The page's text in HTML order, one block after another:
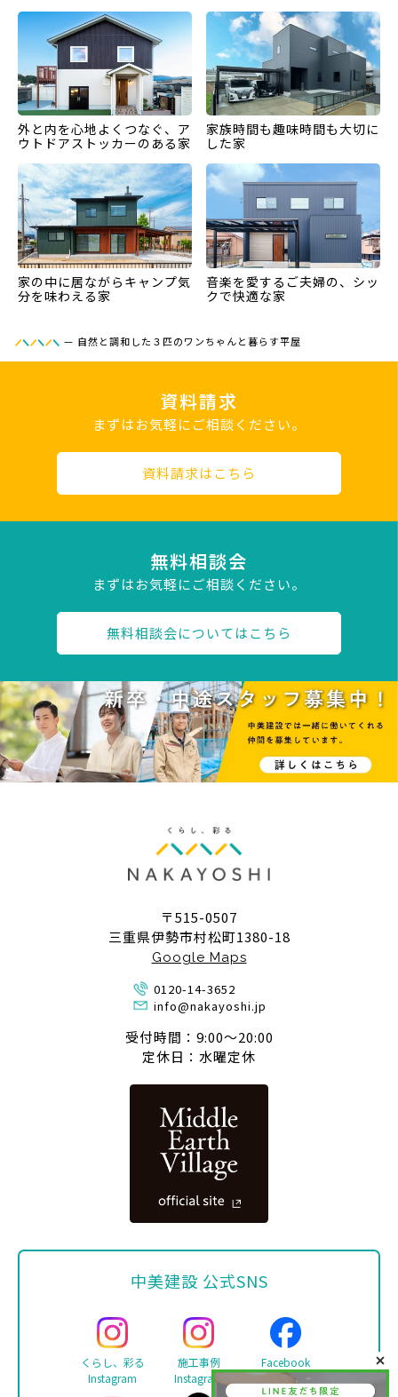
外と内を心地よくつなぐ、ア
ウトドアストッカーのある家
家族時間も趣味時間も大切に
した家
家の中に居ながらキャンプ気
分を味わえる家
音楽を愛するご夫婦の、シッ
クで快適な家
— 自然と調和した３匹のワンちゃんと暮らす平屋
資料請求
まずはお気軽にご相談ください。
資料請求はこちら
無料相談会
まずはお気軽にご相談ください。
無料相談会についてはこちら
〒515-0507
三重県伊勢市村松町1380-18
Google Maps
0120-14-3652
info@nakayoshi.jp
受付時間：9:00〜20:00
定休日：水曜定休
中美建設 公式SNS
くらし、彩る
Instagram
施工事例
Instagram
Facebook